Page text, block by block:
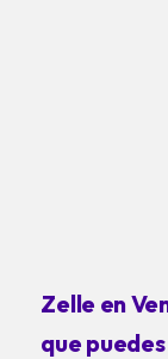
Zelle en
que